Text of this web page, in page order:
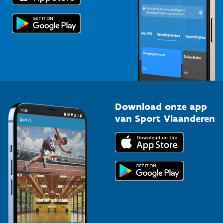
Topsporters
Download onze app
van Sport Vlaanderen